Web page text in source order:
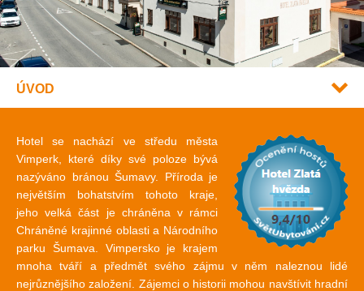
ÚVOD
Hotel se nachází ve středu města
Vimperk, které díky své poloze bývá
nazýváno bránou Šumavy. Příroda je
největším bohatstvím tohoto kraje,
jeho velká část je chráněna v rámci
Chráněné krajinné oblasti a Národního
parku Šumava. Vimpersko je krajem
mnoha tváří a předmět svého zájmu v něm naleznou lidé
nejrůznějšího založení. Zájemci o historii mohou navštívit hradní